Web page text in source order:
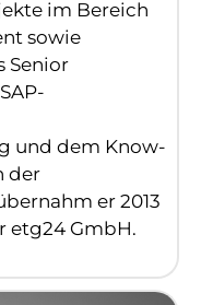
im Bereich
sowie
Senior
und dem Know-
der
er 2013
etg24 GmbH.